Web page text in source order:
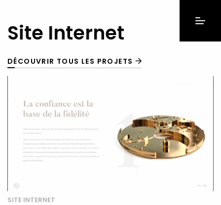
Site Internet
DÉCOUVRIR TOUS LES PROJETS
SITE INTERNET